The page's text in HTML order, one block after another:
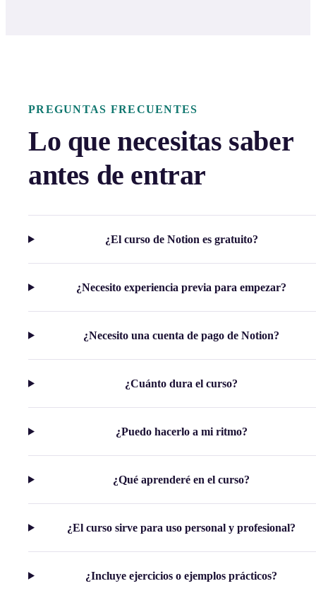
PREGUNTAS FRECUENTES
Lo que necesitas saber
antes de entrar
¿El curso de Notion es gratuito?
¿Necesito experiencia previa para empezar?
¿Necesito una cuenta de pago de Notion?
¿Cuánto dura el curso?
¿Puedo hacerlo a mi ritmo?
¿Qué aprenderé en el curso?
¿El curso sirve para uso personal y profesional?
¿Incluye ejercicios o ejemplos prácticos?